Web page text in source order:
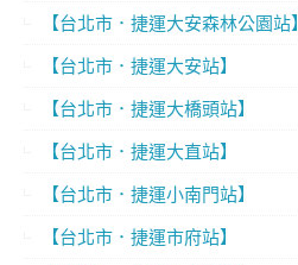
【台北市．捷運大安森林公園站】
【台北市．捷運大安站】
【台北市．捷運大橋頭站】
【台北市．捷運大直站】
【台北市．捷運小南門站】
【台北市．捷運市府站】